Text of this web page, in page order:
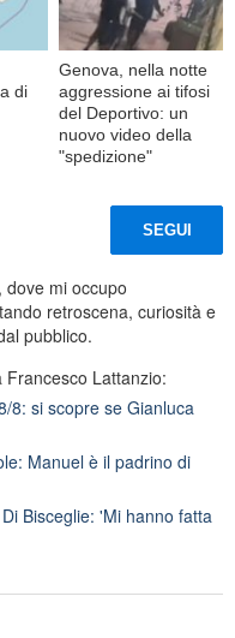
di
Genova, nella notte
aggressione ai tifosi
del Deportivo: un
nuovo video della
"spedizione"
SEGUI
dove mi occupo
retroscena, curiosità e
pubblico.
Lattanzio:
8: si scopre se Gianluca
Manuel è il padrino di
Bisceglie: 'Mi hanno fatta